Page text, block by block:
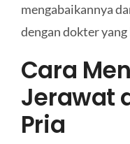
mengabaikannya
dengan dokter
Cara
Jerawat
Pria